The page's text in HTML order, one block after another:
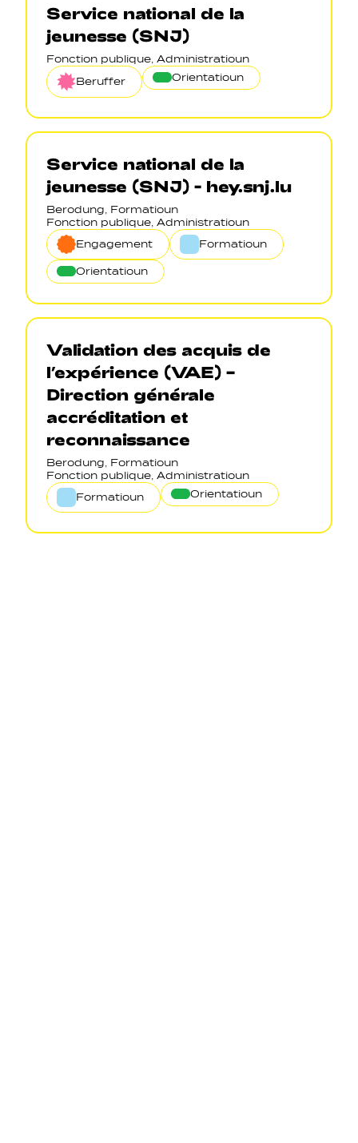
Service national de la
jeunesse (SNJ)
Fonction publique, Administratioun
Beruffer
Orientatioun
Service national de la
jeunesse (SNJ) - hey.snj.lu
Berodung, Formatioun
Fonction publique, Administratioun
Engagement
Formatioun
Orientatioun
Validation des acquis de
l’expérience (VAE) –
Direction générale
accréditation et
reconnaissance
Berodung, Formatioun
Fonction publique, Administratioun
Formatioun
Orientatioun